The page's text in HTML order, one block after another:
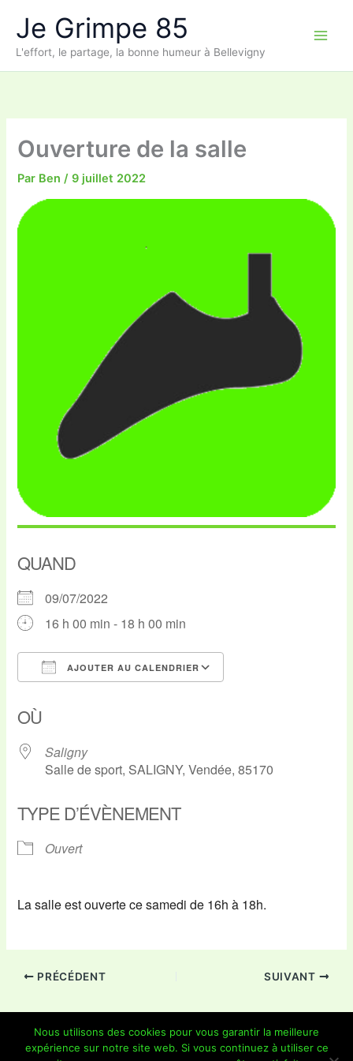
contenu
Je Grimpe 85
L'effort, le partage, la bonne humeur à Bellevigny
Ouverture de la salle
Par Ben/9 juillet 2022
QUAND
09/07/2022
16 h 00 min - 18 h 00 min
AJOUTER AU CALENDRIER
OÙ
Saligny
Salle de sport, SALIGNY, Vendée, 85170
TYPE D’ÉVÈNEMENT
Ouvert
La salle est ouverte ce samedi de 16h à 18h.
PRÉCÉDENT SUIVANT
Nous utilisons des cookies pour vous garantir la meilleure
expérience sur notre site web. Si vous continuez à utiliser ce